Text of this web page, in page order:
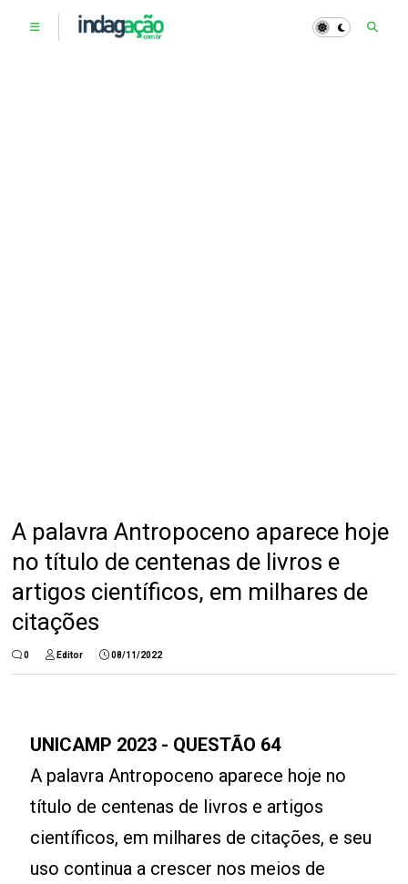
A palavra Antropoceno aparece hoje
no título de centenas de livros e
artigos científicos, em milhares de
citações
0 Editor 08/11/2022
UNICAMP 2023 - QUESTÃO 64
A palavra Antropoceno aparece hoje no
título de centenas de livros e artigos
científicos, em milhares de citações, e seu
uso continua a crescer nos meios de